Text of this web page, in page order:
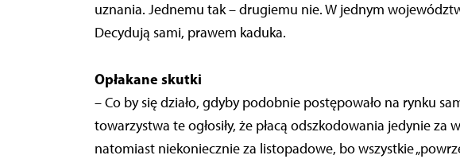
uznania. Jednemu tak – drugiemu nie. W jednym
Decydują sami, prawem kaduka.
Opłakane skutki
– Co by się działo, gdyby podobnie postępowało na rynku
towarzystwa te ogłosiły, że płacą odszkodowania jedynie za
natomiast niekoniecznie za listopadowe, bo wszystkie